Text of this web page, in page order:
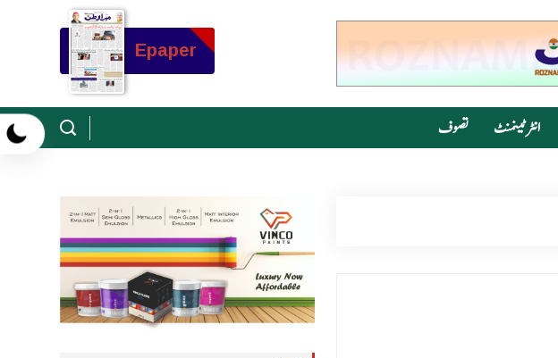
Epaper
انٹرٹینمنٹ تصوف